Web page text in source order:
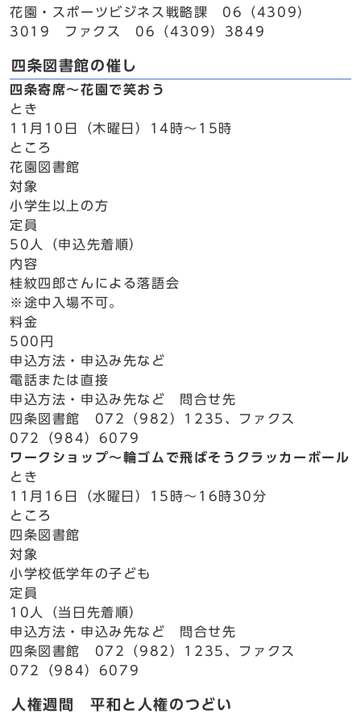
花園・スポーツビジネス戦略課 06（4309）
3019 ファクス 06（4309）3849
四条図書館の催し
四条寄席～花園で笑おう
とき
11月10日（木曜日）14時～15時
ところ
花園図書館
対象
小学生以上の方
定員
50人（申込先着順）
内容
桂紋四郎さんによる落語会
※途中入場不可。
料金
500円
申込方法・申込み先など
電話または直接
申込方法・申込み先など 問合せ先
四条図書館 072（982）1235、ファクス
072（984）6079
ワークショップ～輪ゴムで飛ばそうクラッカーボール
とき
11月16日（水曜日）15時～16時30分
ところ
四条図書館
対象
小学校低学年の子ども
定員
10人（当日先着順）
申込方法・申込み先など 問合せ先
四条図書館 072（982）1235、ファクス
072（984）6079
人権週間 平和と人権のつどい